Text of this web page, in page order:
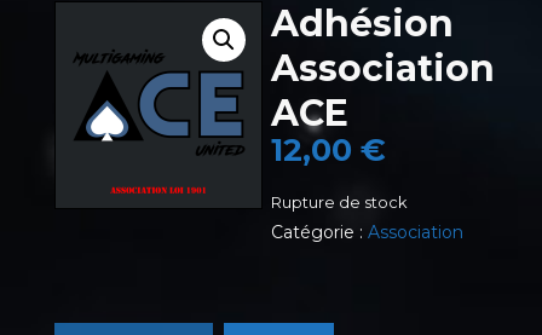
Adhésion
Association
ACE
12,00 €
Rupture de stock
Catégorie : Association